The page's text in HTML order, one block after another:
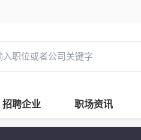
招聘企业 职场资讯